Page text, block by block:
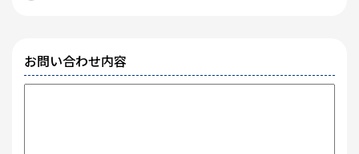
お問い合わせ内容